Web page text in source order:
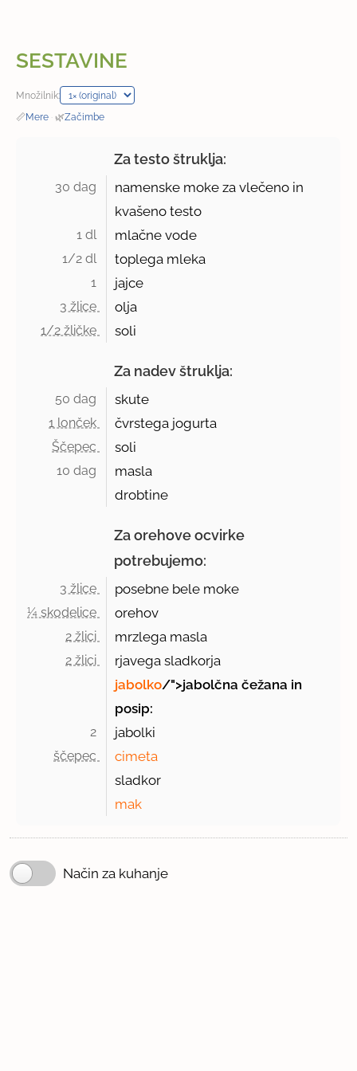
SESTAVINE
Množilnik:
📏Mere · 🌿Začimbe
Za testo štruklja:
30 dag
namenske moke za vlečeno in
kvašeno testo
1 dl mlačne vode
1/2 dl toplega mleka
1 jajce
3 žlice olja
1/2 žličke soli
Za nadev štruklja:
50 dag skute
1 lonček čvrstega jogurta
Ščepec soli
10 dag
masla
drobtine
Za orehove ocvirke
potrebujemo:
3 žlice posebne bele moke
¼ skodelice orehov
2 žlici mrzlega masla
2 žlici
rjavega sladkorja
jabolko/">jabolčna čežana in
posip:
2 jabolki
ščepec
cimeta
sladkor
mak
Način za kuhanje